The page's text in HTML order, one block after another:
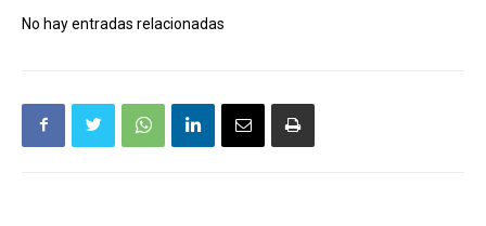
No hay entradas relacionadas